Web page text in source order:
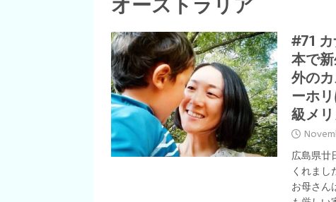
#71
本で
外の
ーホ
級メ
広島県
くれまし
お母さん